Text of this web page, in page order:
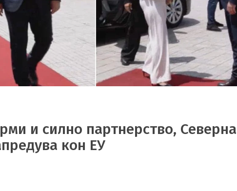
и силно партнерство, Северна
кон ЕУ